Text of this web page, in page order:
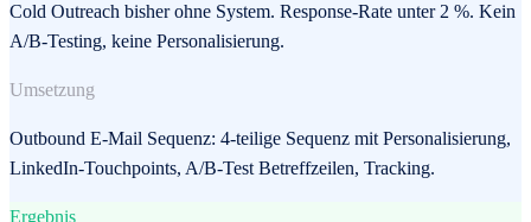
Cold Outreach bisher ohne System. Response-Rate unter 2 %. Kein
A/B-Testing, keine Personalisierung.
Umsetzung
Outbound E-Mail Sequenz: 4-teilige Sequenz mit Personalisierung,
LinkedIn-Touchpoints, A/B-Test Betreffzeilen, Tracking.
Ergebnis